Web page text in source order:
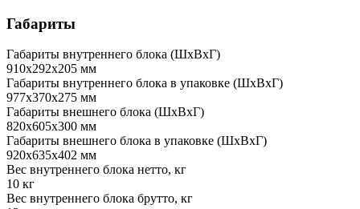
Габариты
Габариты внутреннего блока (ШхВхГ)
910х292х205 мм
Габариты внутреннего блока в упаковке (ШхВхГ)
977х370х275 мм
Габариты внешнего блока (ШхВхГ)
820х605х300 мм
Габариты внешнего блока в упаковке (ШхВхГ)
920х635х402 мм
Вес внутреннего блока нетто, кг
10 кг
Вес внутреннего блока брутто, кг